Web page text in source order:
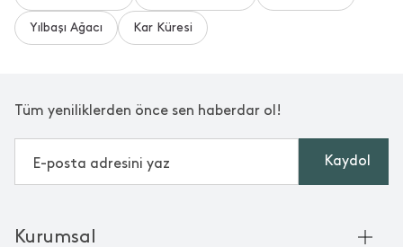
Yılbaşı Ağacı Kar Küresi
Tüm yeniliklerden önce sen haberdar ol!
Kaydol
Kurumsal